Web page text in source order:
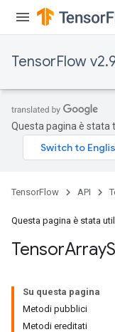
TensorFlow
Questa pagina è stata
TensorFlow API
Questa pagina è stata
TensorArray
Su questa pagina
Metodi pubblici
Metodi ereditati